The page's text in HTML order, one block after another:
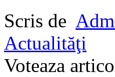
Scris de
Actualităţi
Voteaza